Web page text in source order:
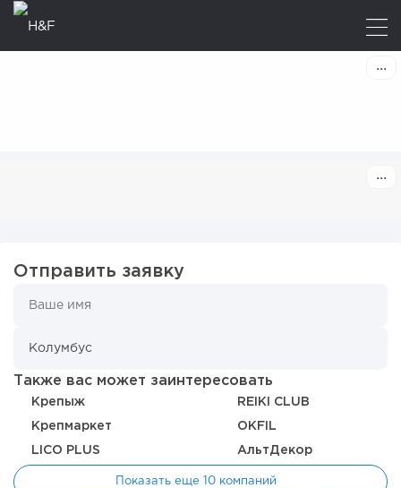
Отправить заявку
Также вас может заинтересовать
Крепыж REIKI CLUB
Крепмаркет OKFIL
LICO PLUS АльтДекор
Показать еще 10 компаний